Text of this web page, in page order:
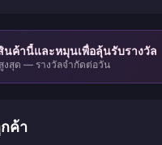
นค้านี้และหมุนเพื่อลุ้นรับรางวัล
คูปองสูงสุด — รางวัลจำกัดต่อวัน
ค้า